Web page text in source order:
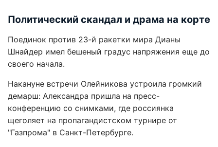
Политический скандал и драма на корте
Поединок против 23-й ракетки мира Дианы
Шнайдер имел бешеный градус напряжения еще до
своего начала.
Накануне встречи Олейникова устроила громкий
демарш: Александра пришла на пресс-
конференцию со снимками, где россиянка
щеголяет на пропагандистском турнире от
"Газпрома" в Санкт-Петербурге.